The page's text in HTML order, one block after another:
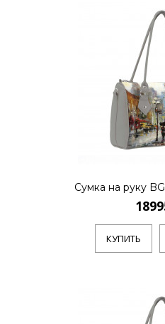
18995р.
..
КУПИТЬ
18995р.
КУПИТЬ
Сумка на руку
КУПИТЬ